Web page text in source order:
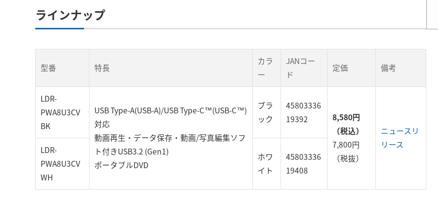
ラインナップ
型番 特長
カラ
ー
JANコー
ド
定価 備考
LDR-
PWA8U3CV
BK
USB Type-A(USB-A)/USB Type-C™(USB-C™)
対応
動画再生・データ保存・動画/写真編集ソフ
ト付きUSB3.2 (Gen1)
ポータブルDVD
ブラ
ック
45803336
19392
8,580円
（税込）
7,800円
（税抜）
ニュースリ
リース
LDR-
PWA8U3CV
WH
ホワ
イト
45803336
19408